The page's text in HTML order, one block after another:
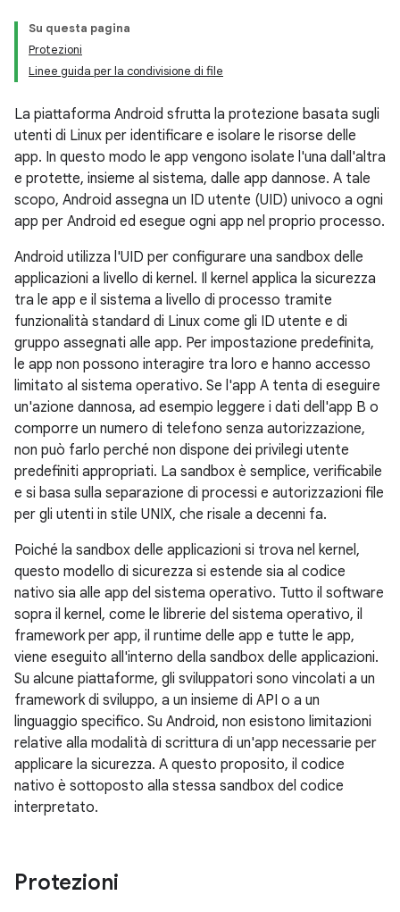
Su questa pagina
Protezioni
Linee guida per la condivisione di file
La piattaforma Android sfrutta la protezione basata sugli
utenti di Linux per identificare e isolare le risorse delle
app. In questo modo le app vengono isolate l'una dall'altra
e protette, insieme al sistema, dalle app dannose. A tale
scopo, Android assegna un ID utente (UID) univoco a ogni
app per Android ed esegue ogni app nel proprio processo.
Android utilizza l'UID per configurare una sandbox delle
applicazioni a livello di kernel. Il kernel applica la sicurezza
tra le app e il sistema a livello di processo tramite
funzionalità standard di Linux come gli ID utente e di
gruppo assegnati alle app. Per impostazione predefinita,
le app non possono interagire tra loro e hanno accesso
limitato al sistema operativo. Se l'app A tenta di eseguire
un'azione dannosa, ad esempio leggere i dati dell'app B o
comporre un numero di telefono senza autorizzazione,
non può farlo perché non dispone dei privilegi utente
predefiniti appropriati. La sandbox è semplice, verificabile
e si basa sulla separazione di processi e autorizzazioni file
per gli utenti in stile UNIX, che risale a decenni fa.
Poiché la sandbox delle applicazioni si trova nel kernel,
questo modello di sicurezza si estende sia al codice
nativo sia alle app del sistema operativo. Tutto il software
sopra il kernel, come le librerie del sistema operativo, il
framework per app, il runtime delle app e tutte le app,
viene eseguito all'interno della sandbox delle applicazioni.
Su alcune piattaforme, gli sviluppatori sono vincolati a un
framework di sviluppo, a un insieme di API o a un
linguaggio specifico. Su Android, non esistono limitazioni
relative alla modalità di scrittura di un'app necessarie per
applicare la sicurezza. A questo proposito, il codice
nativo è sottoposto alla stessa sandbox del codice
interpretato.
Protezioni